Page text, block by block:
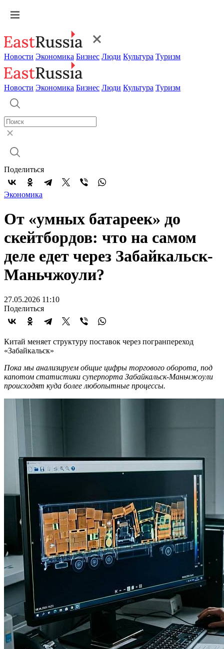
Новости Экономика Бизнес Люди Культура Туризм
Новости Экономика Бизнес Люди Культура Туризм
Поделиться
Экономика
От «умных батареек» до
скейтбордов: что на самом
деле едет через Забайкальск-
Маньчжоули?
27.05.2026 11:10
Поделиться
Китай меняет структуру поставок через погранпереход
«Забайкальск»
Пока мы анализируем общие цифры торгового оборота, под
капотом статистики суперпорта Забайкальск-Маньчжоули
происходят куда более любопытные процессы.